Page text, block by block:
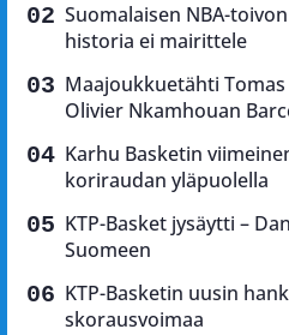
Suomalaisen NBA-
historia ei mairittele
Maajoukkuetähti
Olivier Nkamhouan
Karhu Basketin
koriraudan yläpuolella
KTP-Basket jysäytti –
Suomeen
KTP-Basketin uusin
skorausvoimaa